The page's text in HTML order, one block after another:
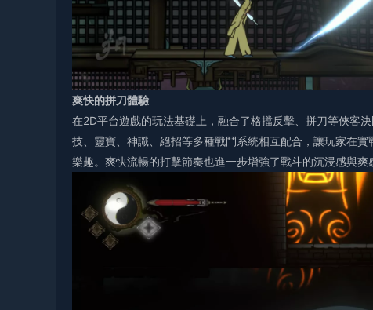
爽快的拼刀體驗
在2D平台遊戲的玩法基礎上，融合了格擋反擊、拼刀等俠客
技、靈寶、神識、絕招等多種戰鬥系統相互配合，讓玩家在
樂趣。爽快流暢的打擊節奏也進一步增強了戰斗的沉浸感與爽